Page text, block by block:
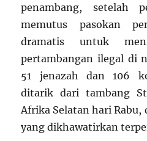
penambang, setelah
memutus pasokan
dramatis untuk
pertambangan ilegal di
51 jenazah dan 106
ditarik dari tambang
Afrika Selatan hari Rabu,
yang dikhawatirkan